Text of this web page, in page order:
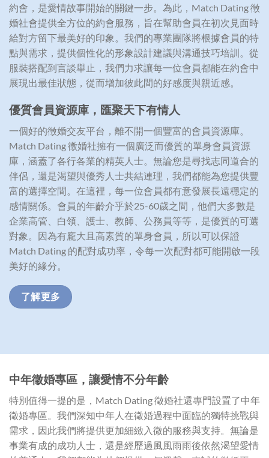
約會，是愛情故事開始的關鍵一步。為此，Match Dating 徵
婚社會提供全方位的約會服務，旨在幫助會員在初次見面時
給對方留下最美好的印象。我們的專業團隊將根據會員的特
點與需求，提供個性化的形象設計建議與溝通技巧培訓。從
服裝搭配到言談舉止，我們力求讓每一位會員都能在約會中
展現出最佳狀態，從而增加彼此間的好感度與親近感。
優質會員資源庫，匯聚天下有情人
一個好的徵婚交友平台，離不開一個豐富的會員資源庫。
Match Dating 徵婚社擁有一個廣泛而優質的單身會員資源
庫，涵蓋了各行各業的精英人士。無論您是尋找志同道合的
伴侶，還是渴望與優秀人士共結連理，我們都能為您提供豐
富的選擇空間。在這裡，每一位會員都有意發展長遠穩定的
感情關係。會員的年齡介乎於25-60歲之間，他們大多數是
企業高管、白領、護士、教師、公務員等等，是優質的可選
對象。因為有龐大且高素質的單身會員，所以可以保證
Match Dating 的配對成功率，令每一次配對都可能開啟一段
美好的緣分。
了解更多
中年徵婚專區，讓愛情不分年齡
特別值得一提的是，Match Dating 徵婚社還專門設置了中年
徵婚專區。我們深知中年人在徵婚過程中面臨的獨特挑戰與
需求，因此我們將提供更加細緻入微的服務與支持。無論是
事業有成的成功人士，還是經歷過風風雨雨後依然渴望愛情